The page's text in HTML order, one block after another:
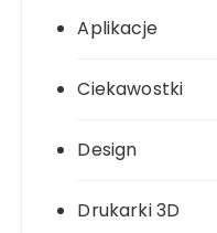
Aplikacje
Ciekawostki
Design
Drukarki 3D